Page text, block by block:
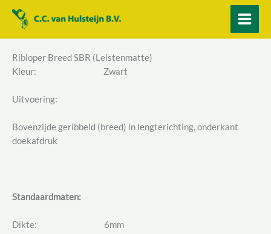
naar
Ribloper Breed SBR (Leistenmatte)
Kleur: Zwart
Uitvoering:
Bovenzijde geribbeld (breed) in lengterichting, onderkant
doekafdruk
Standaardmaten:
Dikte: 6mm